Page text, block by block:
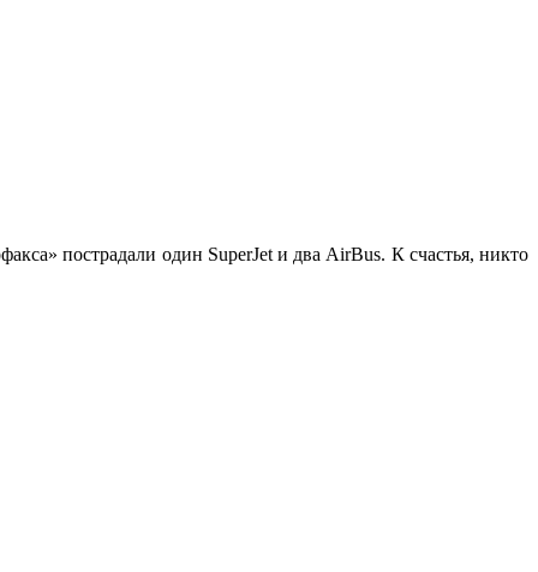
пострадали один SuperJet и два AirBus. К счастья, никто